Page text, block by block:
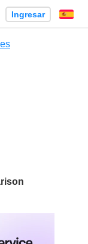
Ingresar